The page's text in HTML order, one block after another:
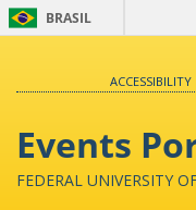
BRASIL
ACCESSIBILITY
Events
FEDERAL UNIVERSITY